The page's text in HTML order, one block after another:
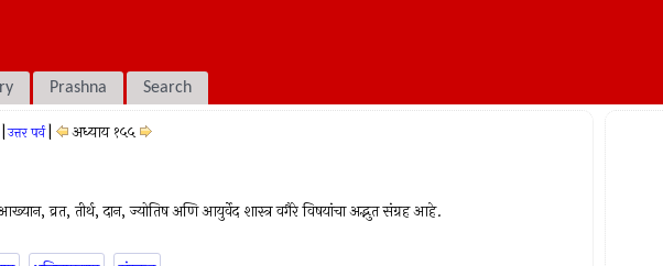
Prashna Search
उत्तर पर्व अध्याय १५५
व्रत, तीर्थ, दान, ज्योतिष अणि आयुर्वेद शास्त्र वगैरे विषयांचा अद्भुत संग्रह आहे.